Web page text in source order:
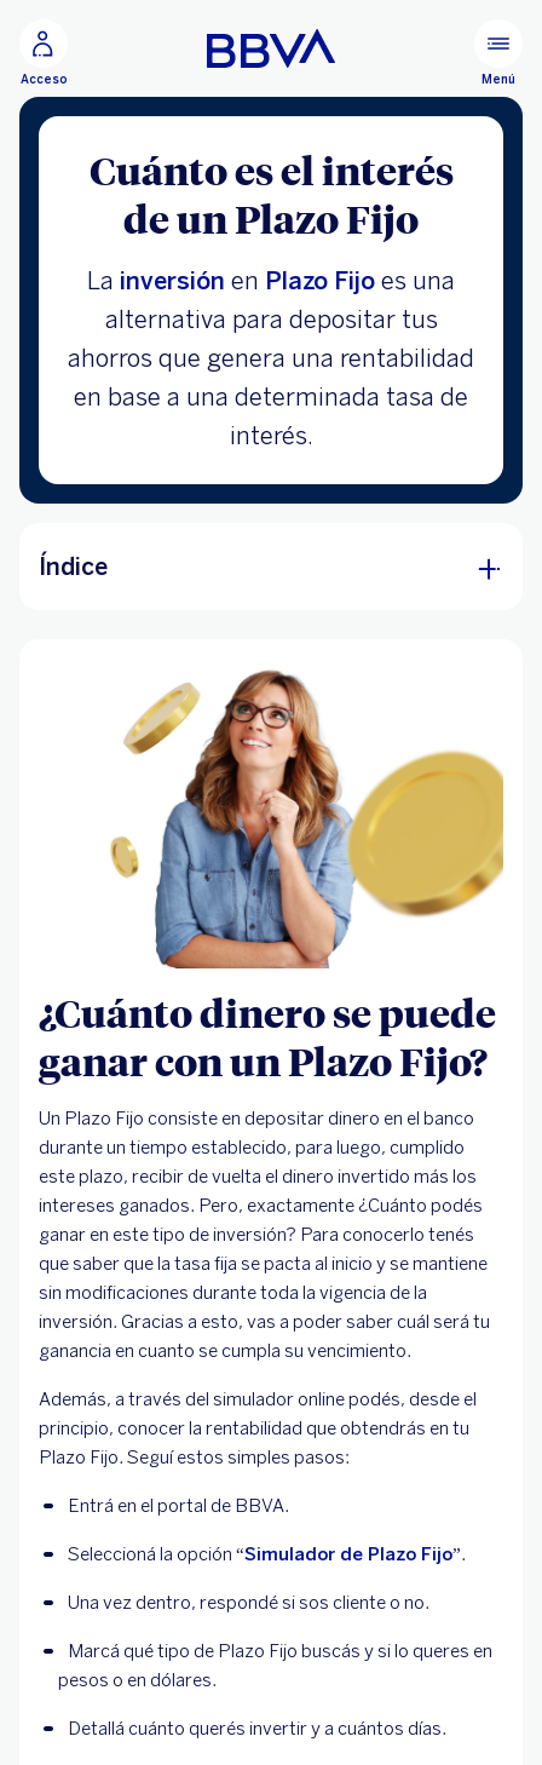
Acceso Menú
Cuánto es el interés
de un Plazo Fijo
La inversión en Plazo Fijo es una
alternativa para depositar tus
ahorros que genera una rentabilidad
en base a una determinada tasa de
interés.
Índice
¿Cuál es el rendimiento a 30 días?
¿Cuánto dinero se puede
ganar con un Plazo Fijo?
Un Plazo Fijo consiste en depositar dinero en el banco
durante un tiempo establecido, para luego, cumplido
este plazo, recibir de vuelta el dinero invertido más los
intereses ganados. Pero, exactamente ¿Cuánto podés
ganar en este tipo de inversión? Para conocerlo tenés
que saber que la tasa fija se pacta al inicio y se mantiene
sin modificaciones durante toda la vigencia de la
inversión. Gracias a esto, vas a poder saber cuál será tu
ganancia en cuanto se cumpla su vencimiento.
Además, a través del simulador online podés, desde el
principio, conocer la rentabilidad que obtendrás en tu
Plazo Fijo. Seguí estos simples pasos:
Entrá en el portal de BBVA.
Seleccioná la opción “Simulador de Plazo Fijo”.
Una vez dentro, respondé si sos cliente o no.
Marcá qué tipo de Plazo Fijo buscás y si lo queres en
pesos o en dólares.
Detallá cuánto querés invertir y a cuántos días.